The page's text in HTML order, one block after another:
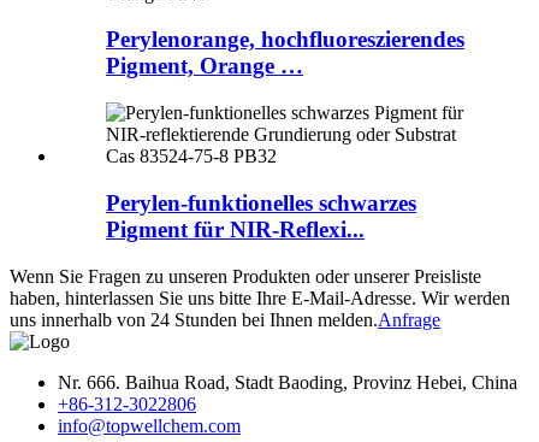
Perylenorange, hochfluoreszierendes
Pigment, Orange …
Perylen-funktionelles schwarzes
Pigment für NIR-Reflexi...
Wenn Sie Fragen zu unseren Produkten oder unserer Preisliste
haben, hinterlassen Sie uns bitte Ihre E-Mail-Adresse. Wir werden
uns innerhalb von 24 Stunden bei Ihnen melden.Anfrage
Nr. 666. Baihua Road, Stadt Baoding, Provinz Hebei, China
+86-312-3022806
info@topwellchem.com